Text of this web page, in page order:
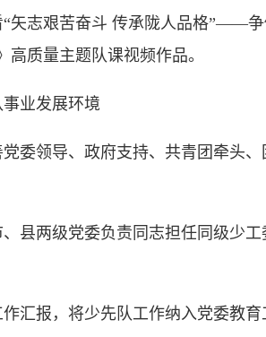
志艰苦奋斗 传承陇人品格”——争
高质量主题队课视频作品。
业发展环境
领导、政府支持、共青团牵头、
两级党委负责同志担任同级少工
报，将少先队工作纳入党委教育